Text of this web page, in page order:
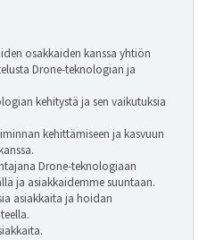
osakkaiden kanssa yhtiön
Drone-teknologian ja
kehitystä ja sen vaikutuksia
kehittämiseen ja kasvuun
Drone-teknologiaan
ja asiakkaidemme suuntaan.
asiakkaita ja hoidan